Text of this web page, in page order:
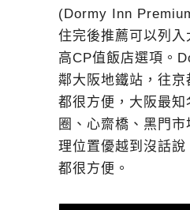
(Dormy Inn
住完後推薦可以列入
高CP值飯店選項。
鄰大阪地鐵站，往京
都很方便，大阪最知
圈、心齋橋、黑門
理位置優越到沒話
都很方便。